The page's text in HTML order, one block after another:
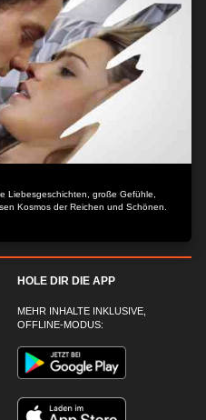
Liebesgeschichten, große Gefühle,
Kosmos der Reichen und Schönen.
HOLE DIR DIE APP
MEHR INHALTE INKLUSIVE,
OFFLINE-MODUS: